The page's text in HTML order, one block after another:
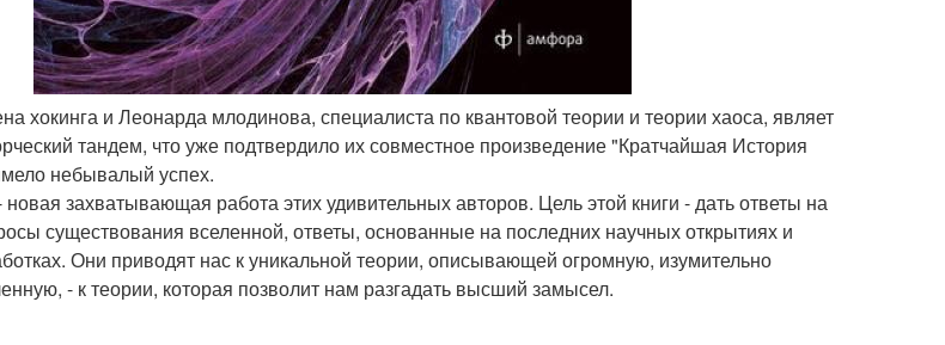
хокинга и Леонарда млодинова, специалиста по квантовой теории и теории хаоса, являет
тандем, что уже подтвердило их совместное произведение "Кратчайшая История
небывалый успех.
захватывающая работа этих удивительных авторов. Цель этой книги - дать ответы на
существования вселенной, ответы, основанные на последних научных открытиях и
Они приводят нас к уникальной теории, описывающей огромную, изумительно
- к теории, которая позволит нам разгадать высший замысел.